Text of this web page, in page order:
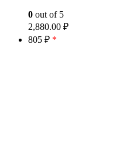
0 out of 5
2,880.00 ₽
805 ₽ *